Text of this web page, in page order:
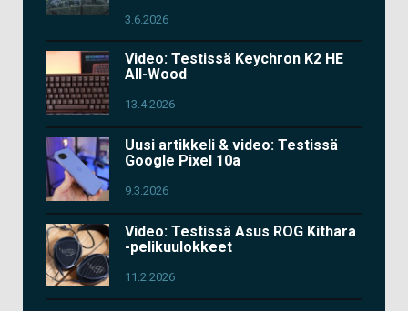
3.6.2026
Video: Testissä Keychron K2 HE
All-Wood
13.4.2026
Uusi artikkeli & video: Testissä
Google Pixel 10a
9.3.2026
Video: Testissä Asus ROG Kithara
-pelikuulokkeet
11.2.2026